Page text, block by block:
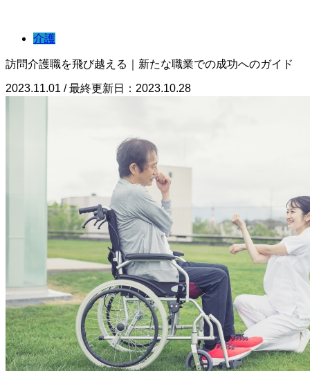
介護
訪問介護職を飛び越える｜新たな職業での成功へのガイド
2023.11.01 / 最終更新日：2023.10.28